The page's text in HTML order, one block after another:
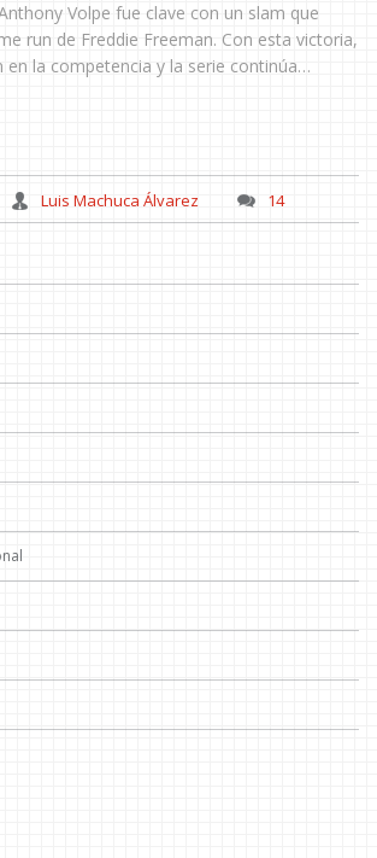
Volpe fue clave con un slam que
run de Freddie Freeman. Con esta victoria,
en la competencia y la serie continúa
buscan asegurar el campeonato.
Luis Machuca Álvarez 14